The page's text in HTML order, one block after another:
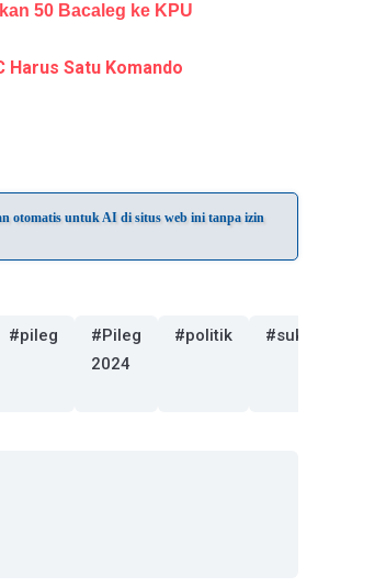
50 Bacaleg ke KPU
Harus Satu Komando
otomatis untuk AI di situs web ini tanpa izin
#pileg
#Pileg
2024
#politik #sukabumiNews